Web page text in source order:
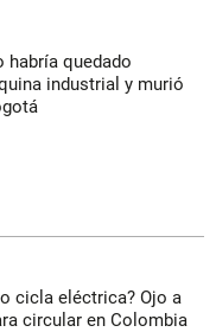
habría quedado
industrial y murió
cicla eléctrica? Ojo a
circular en Colombia